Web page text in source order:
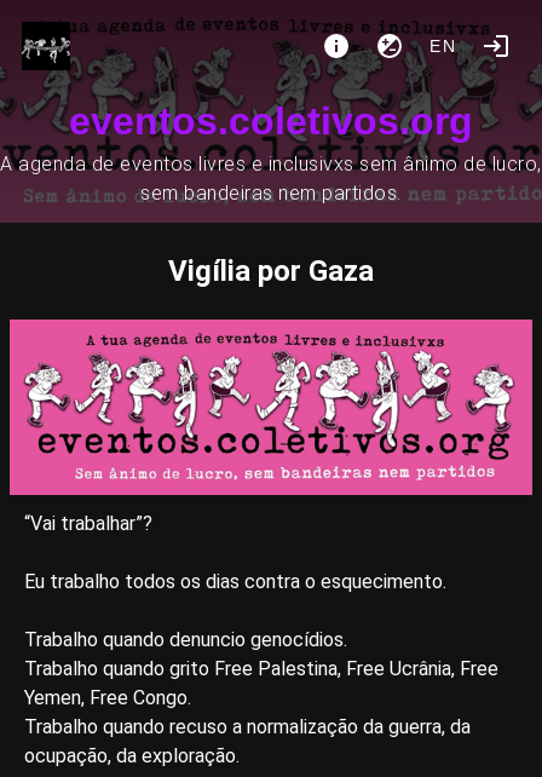
EN
eventos.coletivos.org
A agenda de eventos livres e inclusivxs sem ânimo de lucro,
sem bandeiras nem partidos.
Vigília por Gaza
“Vai trabalhar”?
Eu trabalho todos os dias contra o esquecimento.
Trabalho quando denuncio genocídios.
Trabalho quando grito Free Palestina, Free Ucrânia, Free
Yemen, Free Congo.
Trabalho quando recuso a normalização da guerra, da
ocupação, da exploração.